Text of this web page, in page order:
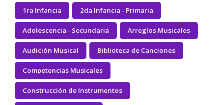
1ra Infancia 2da Infancia - Primaria
Adolescencia - Secundaria Arreglos Musicales
Audición Musical Biblioteca de Canciones
Competencias Musicales
Construcción de Instrumentos